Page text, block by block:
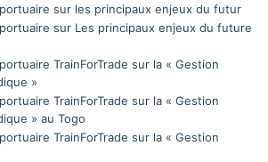
sur les principaux enjeux du futur
sur Les principaux enjeux du future
TrainForTrade sur la « Gestion
»
TrainForTrade sur la « Gestion
» au Togo
TrainForTrade sur la « Gestion